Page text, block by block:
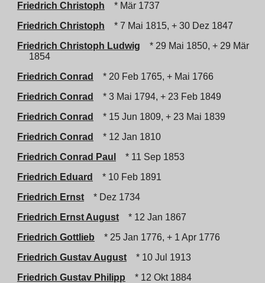
Friedrich Christoph
* Mär 1737
Friedrich Christoph
* 7 Mai 1815, + 30 Dez 1847
Friedrich Christoph Ludwig
* 29 Mai 1850, + 29 Mär
1854
Friedrich Conrad
* 20 Feb 1765, + Mai 1766
Friedrich Conrad
* 3 Mai 1794, + 23 Feb 1849
Friedrich Conrad
* 15 Jun 1809, + 23 Mai 1839
Friedrich Conrad
* 12 Jan 1810
Friedrich Conrad Paul
* 11 Sep 1853
Friedrich Eduard
* 10 Feb 1891
Friedrich Ernst
* Dez 1734
Friedrich Ernst August
* 12 Jan 1867
Friedrich Gottlieb
* 25 Jan 1776, + 1 Apr 1776
Friedrich Gustav August
* 10 Jul 1913
Friedrich Gustav Philipp
* 12 Okt 1884